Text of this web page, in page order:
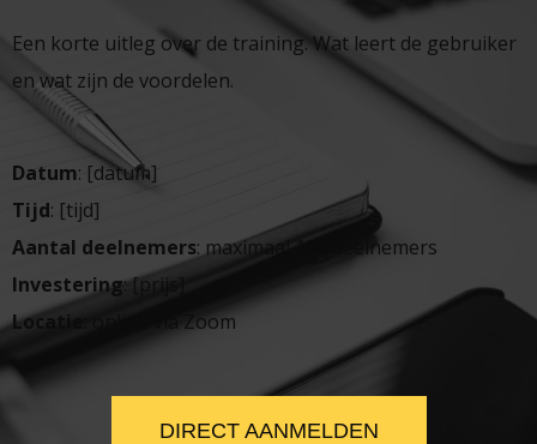
Een korte uitleg over de training. Wat leert de gebruiker
en wat zijn de voordelen.
Datum: [datum]
Tijd: [tijd]
Aantal deelnemers: maximaal 100 deelnemers
Investering: [prijs]
Locatie
: online via Zoom
DIRECT AANMELDEN